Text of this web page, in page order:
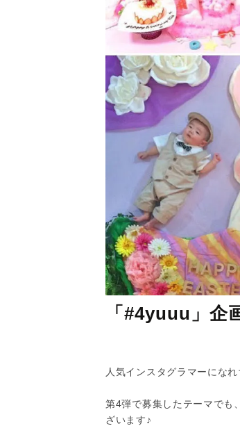
「#4yuuu」企
人気インスタグラマーにな
第4弾で募集したテーマでも
ざいます♪